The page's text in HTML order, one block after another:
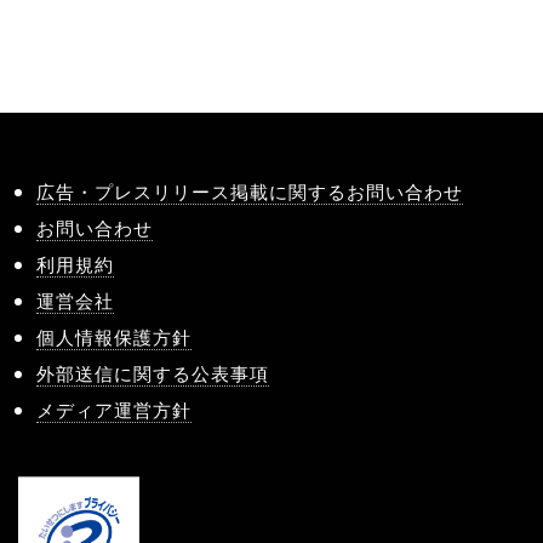
広告・プレスリリース掲載に関するお問い合わせ
お問い合わせ
利用規約
運営会社
個人情報保護方針
外部送信に関する公表事項
メディア運営方針